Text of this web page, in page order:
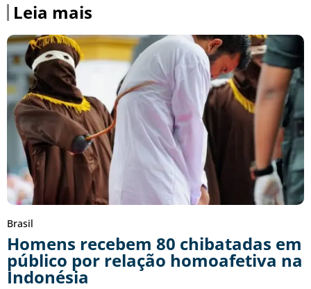
Leia mais
Brasil
Homens recebem 80 chibatadas em
público por relação homoafetiva na
Indonésia